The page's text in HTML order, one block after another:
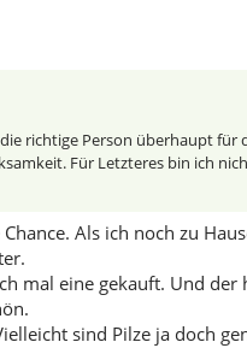
richtige Person überhaupt für
Für Letzteres bin ich
Als ich noch zu
mal eine gekauft. Und der
sind Pilze ja doch